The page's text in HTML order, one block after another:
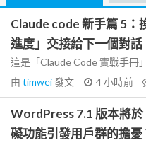
Claude code 新手篇 5
進度」交接給下一個對話
這是「Claude Code 實戰手冊
由 timwei發文 4 小時前
WordPress 7.1 版本將於
礙功能引發用戶群的擔憂